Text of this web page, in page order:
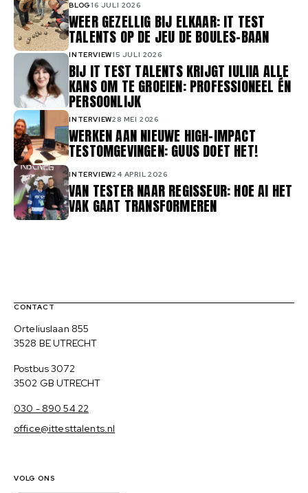
WEER GEZELLIG BIJ ELKAAR: IT TEST
TALENTS OP DE JEU DE BOULES-BAAN
BLOG16 JULI 2026
BIJ IT TEST TALENTS KRIJGT IULIIA ALLE
KANS OM TE GROEIEN: PROFESSIONEEL ÉN
PERSOONLIJK
INTERVIEW15 JULI 2026
WERKEN AAN NIEUWE HIGH-IMPACT
TESTOMGEVINGEN: GUUS DOET HET!
INTERVIEW28 MEI 2026
VAN TESTER NAAR REGISSEUR: HOE AI HET
VAK GAAT TRANSFORMEREN
INTERVIEW24 APRIL 2026
Contact, verdere links en colofon
CONTACT
Bezoekadres
Orteliuslaan 855
3528 BE UTRECHT
Postadres
Postbus 3072
3502 GB UTRECHT
030 - 890 54 22
office@ittesttalents.nl
VOLG ONS